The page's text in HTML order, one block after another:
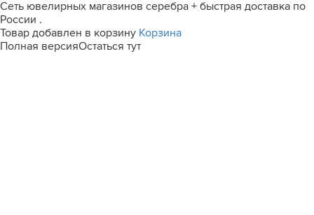
Сеть ювелирных магазинов серебра + быстрая доставка по
России .
Товар добавлен в корзину Корзина
Полная версияОстаться тут